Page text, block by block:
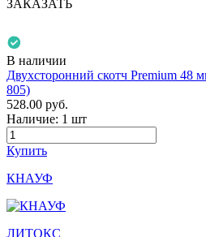
ЗАКАЗАТЬ
В наличии
Двухсторонний скотч Premium 48
805)
528.00 руб.
Наличие: 1 шт
Купить
КНАУФ
ЛИТОКС